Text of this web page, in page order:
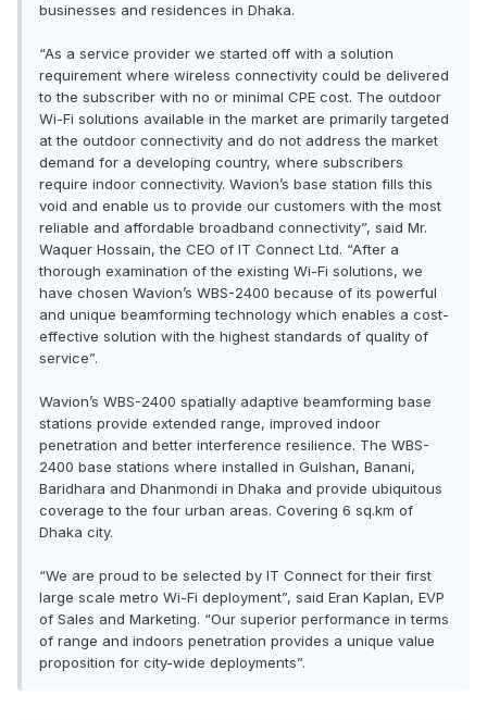
businesses and residences in Dhaka.
“As a service provider we started off with a solution
requirement where wireless connectivity could be delivered
to the subscriber with no or minimal CPE cost. The outdoor
Wi-Fi solutions available in the market are primarily targeted
at the outdoor connectivity and do not address the market
demand for a developing country, where subscribers
require indoor connectivity. Wavion’s base station fills this
void and enable us to provide our customers with the most
reliable and affordable broadband connectivity”, said Mr.
Waquer Hossain, the CEO of IT Connect Ltd. “After a
thorough examination of the existing Wi-Fi solutions, we
have chosen Wavion’s WBS-2400 because of its powerful
and unique beamforming technology which enables a cost-
effective solution with the highest standards of quality of
service”.
Wavion’s WBS-2400 spatially adaptive beamforming base
stations provide extended range, improved indoor
penetration and better interference resilience. The WBS-
2400 base stations where installed in Gulshan, Banani,
Baridhara and Dhanmondi in Dhaka and provide ubiquitous
coverage to the four urban areas. Covering 6 sq.km of
Dhaka city.
“We are proud to be selected by IT Connect for their first
large scale metro Wi-Fi deployment”, said Eran Kaplan, EVP
of Sales and Marketing. “Our superior performance in terms
of range and indoors penetration provides a unique value
proposition for city-wide deployments”.